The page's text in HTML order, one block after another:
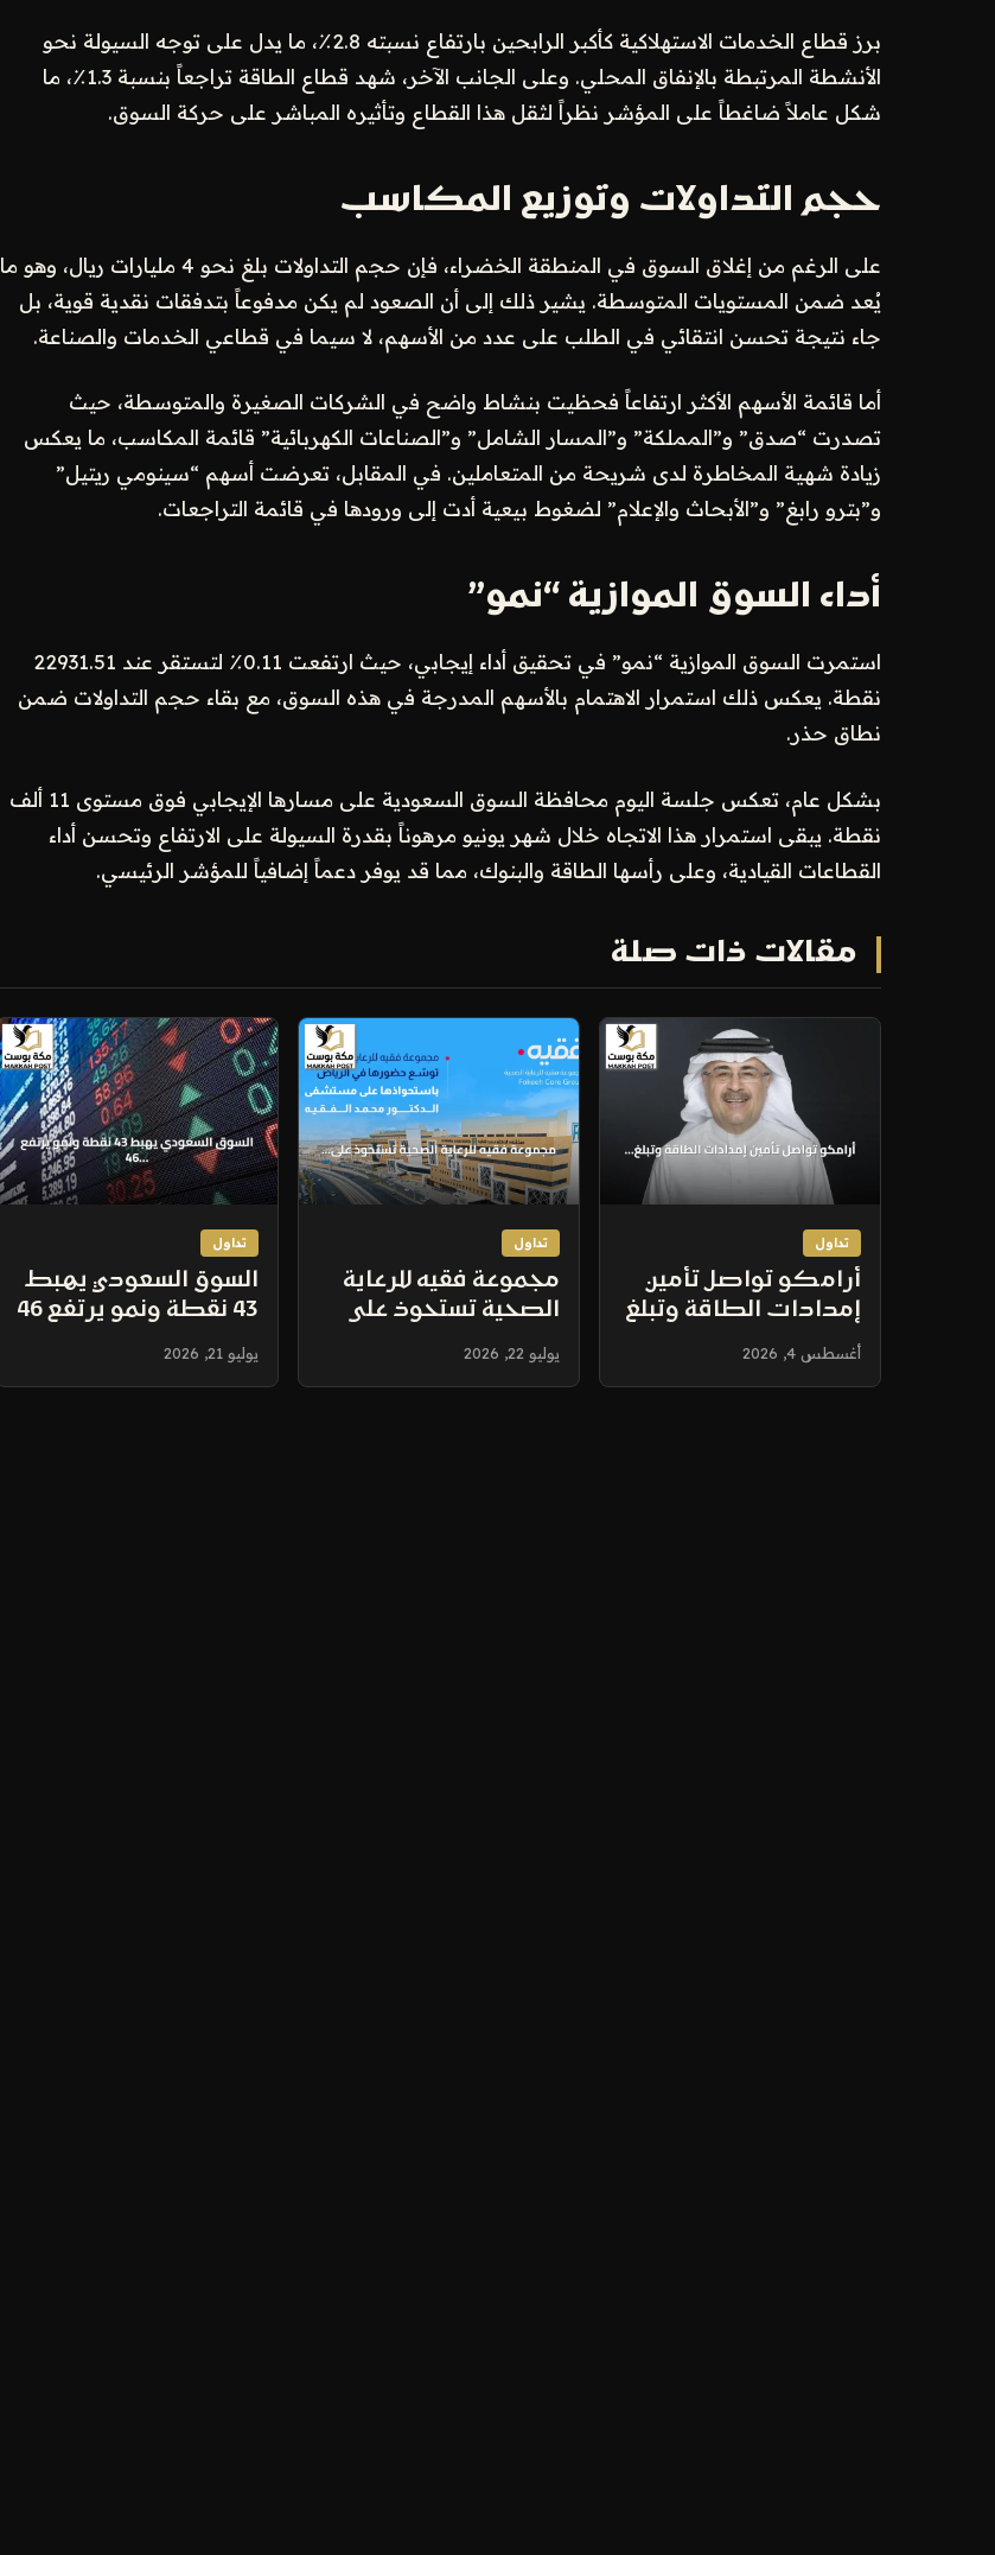
برز قطاع الخدمات الاستهلاكية كأكبر الرابحين بارتفاع نسبته 2.8٪، ما يدل على توجه السيولة نحو
الأنشطة المرتبطة بالإنفاق المحلي. وعلى الجانب الآخر، شهد قطاع الطاقة تراجعاً بنسبة 1.3٪، ما
شكل عاملاً ضاغطاً على المؤشر نظراً لثقل هذا القطاع وتأثيره المباشر على حركة السوق.
حجم التداولات وتوزيع المكاسب
على الرغم من إغلاق السوق في المنطقة الخضراء، فإن حجم التداولات بلغ نحو 4 مليارات ريال، وهو ما
يُعد ضمن المستويات المتوسطة. يشير ذلك إلى أن الصعود لم يكن مدفوعاً بتدفقات نقدية قوية، بل
جاء نتيجة تحسن انتقائي في الطلب على عدد من الأسهم، لا سيما في قطاعي الخدمات والصناعة.
أما قائمة الأسهم الأكثر ارتفاعاً فحظيت بنشاط واضح في الشركات الصغيرة والمتوسطة، حيث
تصدرت “صدق” و”المملكة” و”المسار الشامل” و”الصناعات الكهربائية” قائمة المكاسب، ما يعكس
زيادة شهية المخاطرة لدى شريحة من المتعاملين. في المقابل، تعرضت أسهم “سينومي ريتيل”
و”بترو رابغ” و”الأبحاث والإعلام” لضغوط بيعية أدت إلى ورودها في قائمة التراجعات.
أداء السوق الموازية “نمو”
استمرت السوق الموازية “نمو” في تحقيق أداء إيجابي، حيث ارتفعت 0.11٪ لتستقر عند 22931.51
نقطة. يعكس ذلك استمرار الاهتمام بالأسهم المدرجة في هذه السوق، مع بقاء حجم التداولات ضمن
نطاق حذر.
بشكل عام، تعكس جلسة اليوم محافظة السوق السعودية على مسارها الإيجابي فوق مستوى 11 ألف
نقطة. يبقى استمرار هذا الاتجاه خلال شهر يونيو مرهوناً بقدرة السيولة على الارتفاع وتحسن أداء
القطاعات القيادية، وعلى رأسها الطاقة والبنوك، مما قد يوفر دعماً إضافياً للمؤشر الرئيسي.
مقالات ذات صلة
تداول
أرامكو تواصل تأمين
إمدادات الطاقة وتبلغ
ريال بالنصف الأول من
أغسطس 4, 2026
تداول
مجموعة فقيه للرعاية
الصحية تستحوذ على
مستشفى محمد الفقيه
بالرياض وتوسع قدرتها
يوليو 22, 2026
تداول
السوق السعودي يهبط
43 نقطة ونمو يرتفع 46
نقطة في جلسة اليوم
يوليو 21, 2026